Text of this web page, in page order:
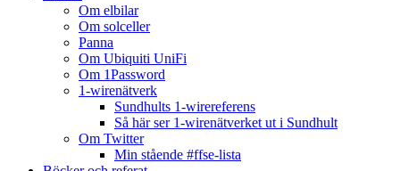
Om elbilar
Om solceller
Panna
Om Ubiquiti UniFi
Om 1Password
1-wirenätverk
Sundhults 1-wirereferens
Så här ser 1-wirenätverket ut i Sundhult
Om Twitter
Min stående #ffse-lista